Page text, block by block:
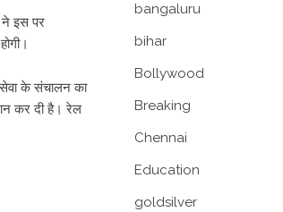
ने इस पर
के संचालन का
कर दी है। रेल
bangaluru
bihar
Bollywood
Breaking
Chennai
Education
goldsilver